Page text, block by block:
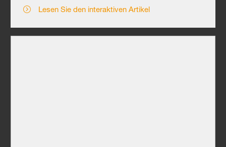
Lesen Sie den interaktiven Artikel